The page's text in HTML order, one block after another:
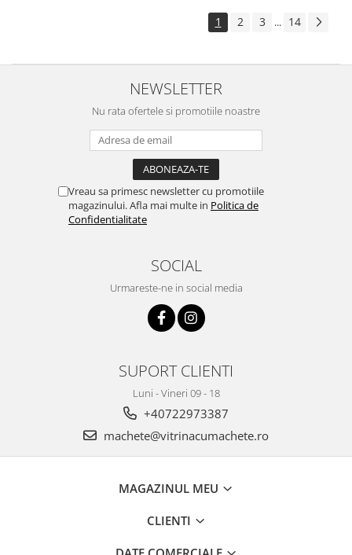
1 2 3 ... 14
NEWSLETTER
Nu rata ofertele si promotiile noastre
Vreau sa primesc newsletter cu promotiile
magazinului. Afla mai multe in Politica de
Confidentialitate
SOCIAL
Urmareste-ne in social media
SUPORT CLIENTI
Luni - Vineri 09 - 18
+40722973387
machete@vitrinacumachete.ro
MAGAZINUL MEU
CLIENTI